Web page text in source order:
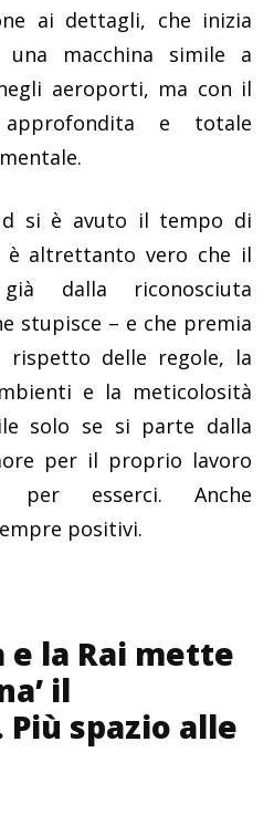
ai dettagli, che inizia
macchina simile a
aeroporti, ma con il
e totale
si è avuto il tempo di
è altrettanto vero che il
dalla riconosciuta
stupisce – e che premia
rispetto delle regole, la
e la meticolosità
solo se si parte dalla
per il proprio lavoro
esserci. Anche
positivi.
e la Rai mette
il
spazio alle